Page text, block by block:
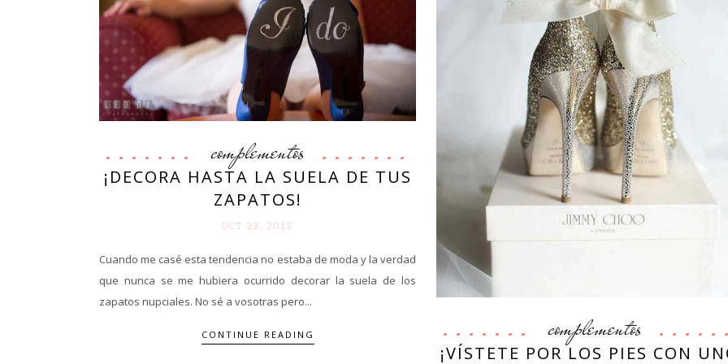
complementos
¡DECORA HASTA LA SUELA DE TUS
ZAPATOS!
OCT 23. 2013
Cuando me casé esta tendencia no estaba de moda y la verdad
que nunca se me hubiera ocurrido decorar la suela de los
zapatos nupciales. No sé a vosotras pero...
CONTINUE READING complementos
¡VÍSTETE POR LOS PIES CON